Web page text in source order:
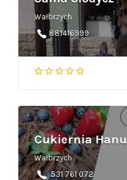
Wałbrzych
881416999
Cukiernia
Wałbrzych
531 761 072